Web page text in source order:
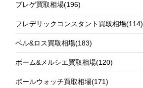
ブレゲ買取相場(196)
フレデリックコンスタント買取相場(114)
ベル&ロス買取相場(183)
ボーム&メルシエ買取相場(120)
ボールウォッチ買取相場(171)